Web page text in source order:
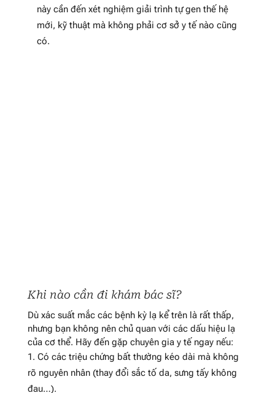
này cần đến xét nghiệm giải trình tự gen thế hệ
mới, kỹ thuật mà không phải cơ sở y tế nào cũng
có.
Khi nào cần đi khám bác sĩ?
Dù xác suất mắc các bệnh kỳ lạ kể trên là rất thấp,
nhưng bạn không nên chủ quan với các dấu hiệu lạ
của cơ thể. Hãy đến gặp chuyên gia y tế ngay nếu:
Có các triệu chứng bất thường kéo dài mà không
rõ nguyên nhân (thay đổi sắc tố da, sưng tấy không
đau…).